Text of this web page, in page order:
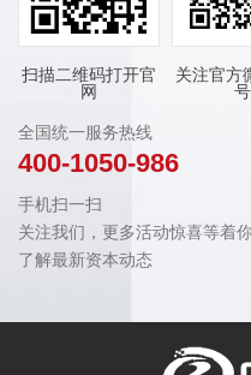
扫描二维码打开官
网
关注官方
号
全国统一服务热线
400-1050-986
手机扫一扫
关注我们，更多活动惊喜等着
了解最新资本动态